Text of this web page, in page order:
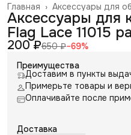
Аксессуары для
Главная ›
Аксессуары для
Flag Lace 11015
200 ₽650 ₽−69%
Преимущества
Доставим в пункты
Примерьте товары и
Оплачивайте после
Доставка